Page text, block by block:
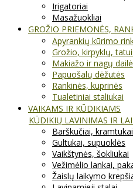
Irigatoriai
Masažuokliai
GROŽIO PRIEMONĖS,
Apyrankių kūrimo
Grožio, kirpyklų,
Makiažo ir nagų
Papuošalų dėžutės
Rankinės, kuprinės
Tualetiniai staliukai
VAIKAMS IR KŪDIKIAMS
KŪDIKIŲ LAVINIMAS IR
Barškučiai, kramtukai
Gultukai, supuoklės
Vaikštynės, šokliukai
Vežimėlio lankai,
Žaislų laikymo